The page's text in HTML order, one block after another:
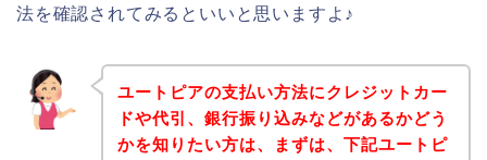
法を確認されてみるといいと思いますよ♪
ユートピアの支払い方法にクレジットカー
ドや代引、銀行振り込みなどがあるかどう
かを知りたい方は、まずは、下記ユートピ